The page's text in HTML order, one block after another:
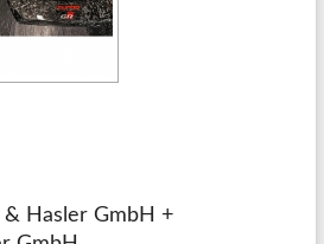
Hasler GmbH +